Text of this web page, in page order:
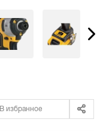
В избранное